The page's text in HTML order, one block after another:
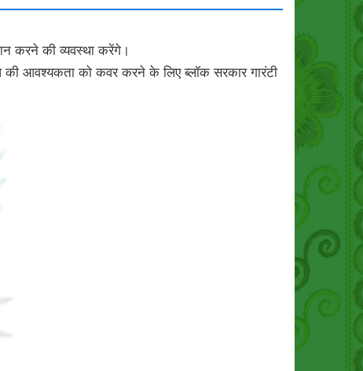
करने की व्यवस्था करेंगे।
आवश्यकता को कवर करने के लिए ब्लॉक सरकार गारंटी